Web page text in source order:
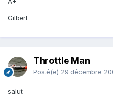
A+
Gilbert
Throttle Man
Posté(e) 29 décembre
salut